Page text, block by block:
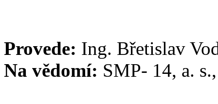
Provede: Ing. Břetislav
Na vědomí: SMP- 14, a.